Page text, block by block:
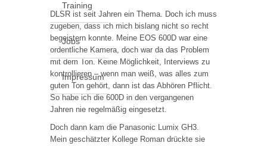
Training
Jobs
Impressum
DLSR ist seit Jahren ein Thema. Doch ich muss
zugeben, dass ich mich bislang nicht so recht
begeistern konnte. Meine EOS 600D war eine
ordentliche Kamera, doch war da das Problem
mit dem Ton. Keine Möglichkeit, Interviews zu
kontrollieren – wenn man weiß, was alles zum
guten Ton gehört, dann ist das Abhören Pflicht.
So habe ich die 600D in den vergangenen
Jahren nie regelmäßig eingesetzt.
Doch dann kam die Panasonic Lumix GH3.
Mein geschätzter Kollege Roman drückte sie